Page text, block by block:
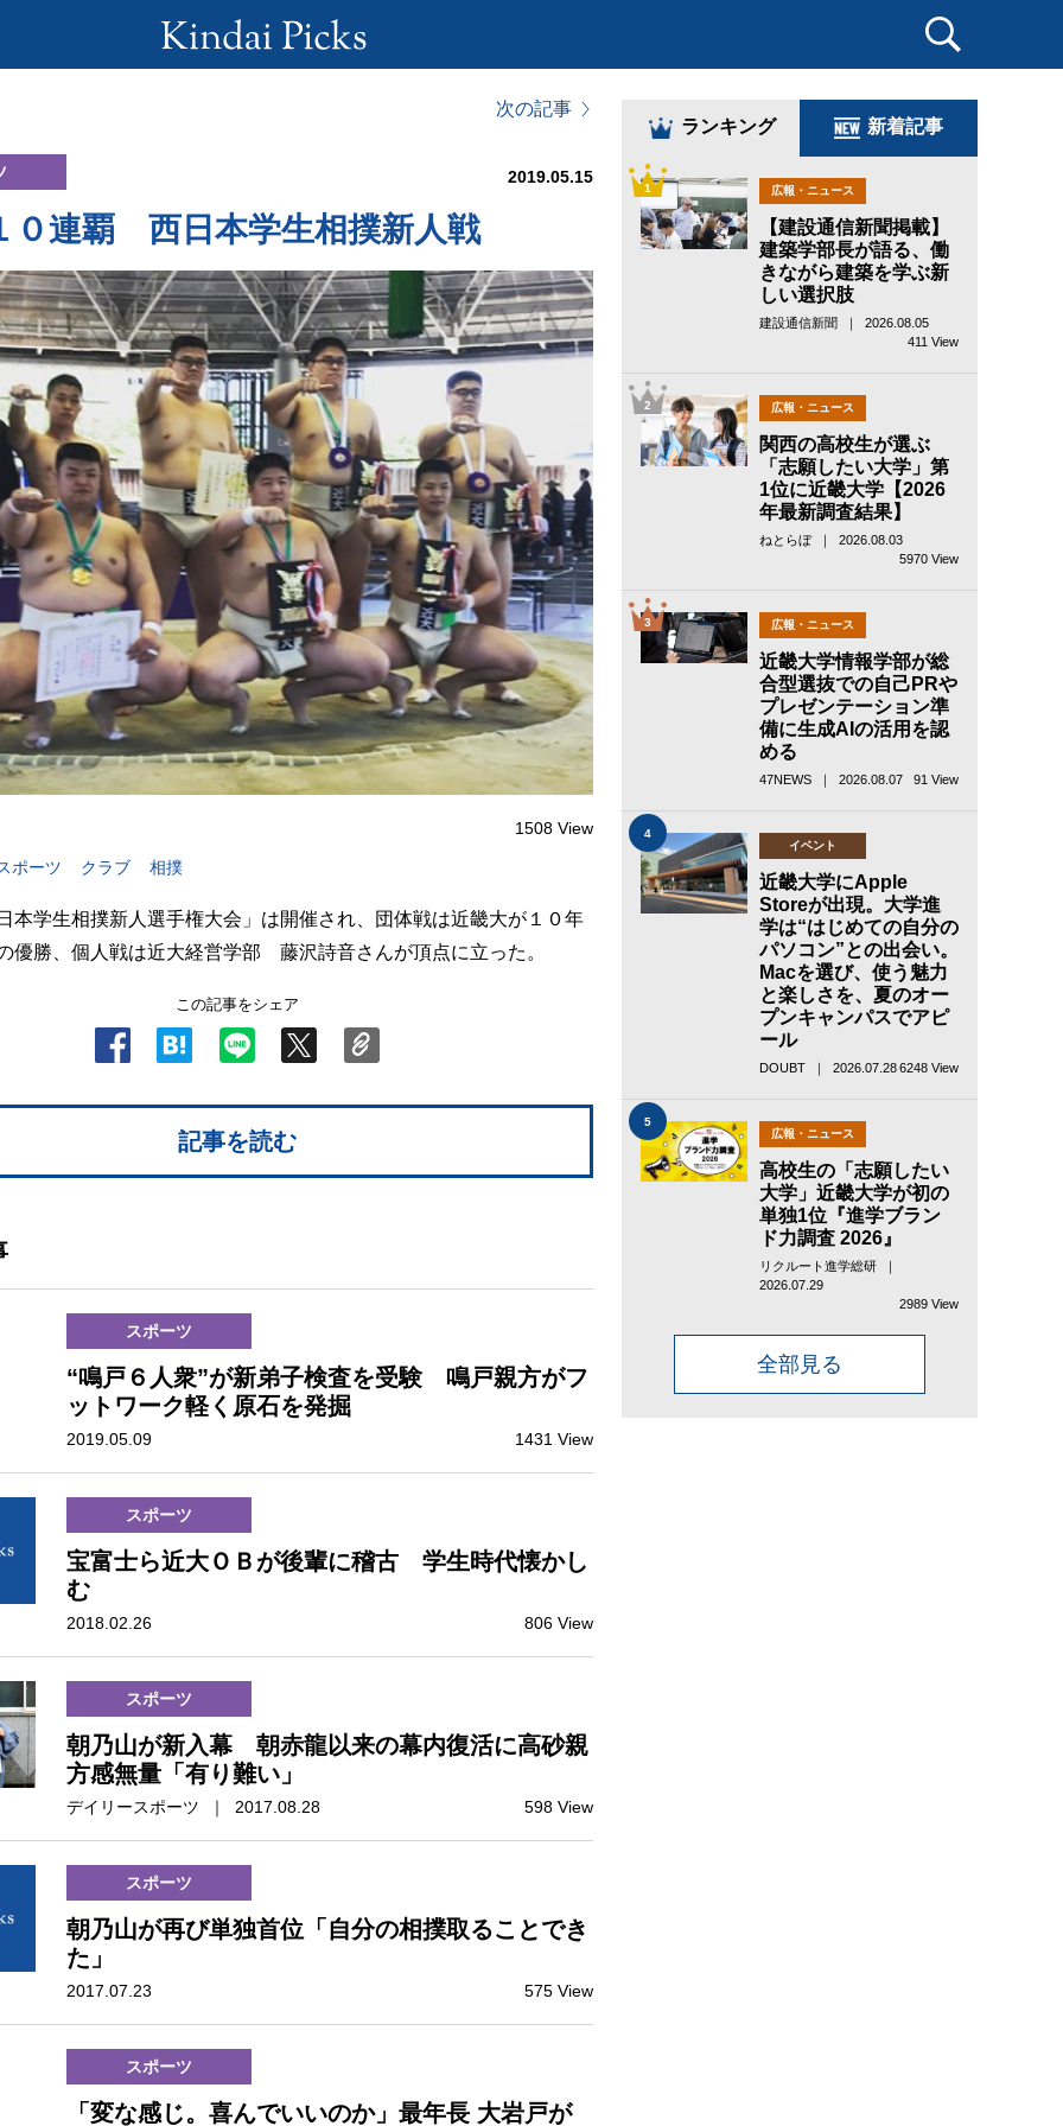
次の記事
2019.05.15
０連覇 西日本学生相撲新人戦
1508 View
ポーツ クラブ 相撲
本学生相撲新人選手権大会」は開催され、団体戦は近畿大が１０年
優勝、個人戦は近大経営学部 藤沢詩音さんが頂点に立った。
この記事をシェア
記事を読む
スポーツ
“鳴戸６人衆”が新弟子検査を受験 鳴戸親方がフ
ットワーク軽く原石を発掘
2019.05.09 1431 View
スポーツ
宝富士ら近大ＯＢが後輩に稽古 学生時代懐かし
む
2018.02.26 806 View
スポーツ
朝乃山が新入幕 朝赤龍以来の幕内復活に高砂親
方感無量「有り難い」
デイリースポーツ ｜ 2017.08.28 598 View
スポーツ
朝乃山が再び単独首位「自分の相撲取ることでき
た」
2017.07.23 575 View
スポーツ
「変な感じ。喜んでいいのか」最年長 大岩戸が
ランキング 新着記事
1 広報・ニュース
【建設通信新聞掲載】
建築学部長が語る、働
きながら建築を学ぶ新
しい選択肢
建設通信新聞 ｜ 2026.08.05
411 View
2 広報・ニュース
関西の高校生が選ぶ
「志願したい大学」第
1位に近畿大学【2026
年最新調査結果】
ねとらぼ ｜ 2026.08.03
5970 View
3 広報・ニュース
近畿大学情報学部が総
合型選抜での自己PRや
プレゼンテーション準
備に生成AIの活用を認
める
47NEWS ｜ 2026.08.07 91 View
4
イベント
近畿大学にApple
Storeが出現。大学進
学は“はじめての自分の
パソコン”との出会い。
Macを選び、使う魅力
と楽しさを、夏のオー
プンキャンパスでアピ
ール
DOUBT ｜ 2026.07.286248 View
5
広報・ニュース
高校生の「志願したい
大学」近畿大学が初の
単独1位『進学ブラン
ド力調査 2026』
リクルート進学総研 ｜
2026.07.29
2989 View
全部見る